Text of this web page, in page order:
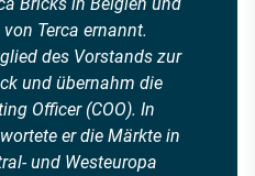
Terca ernannt.
des Vorstands zur
und übernahm die
Officer (COO). In
er die Märkte in
und Westeuropa